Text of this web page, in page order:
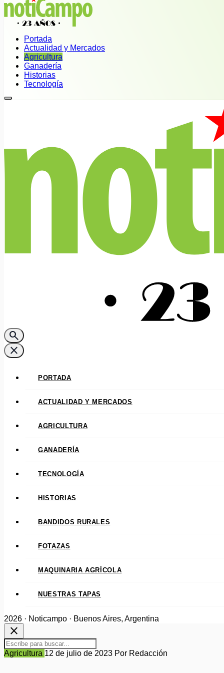
Portada
Actualidad y Mercados
Agricultura
Ganadería
Historias
Tecnología
search
close
PORTADA
ACTUALIDAD Y MERCADOS
AGRICULTURA
GANADERÍA
TECNOLOGÍA
HISTORIAS
BANDIDOS RURALES
FOTAZAS
MAQUINARIA AGRÍCOLA
NUESTRAS TAPAS
2026 · Noticampo · Buenos Aires, Argentina
close
Agricultura 12 de julio de 2023 Por Redacción